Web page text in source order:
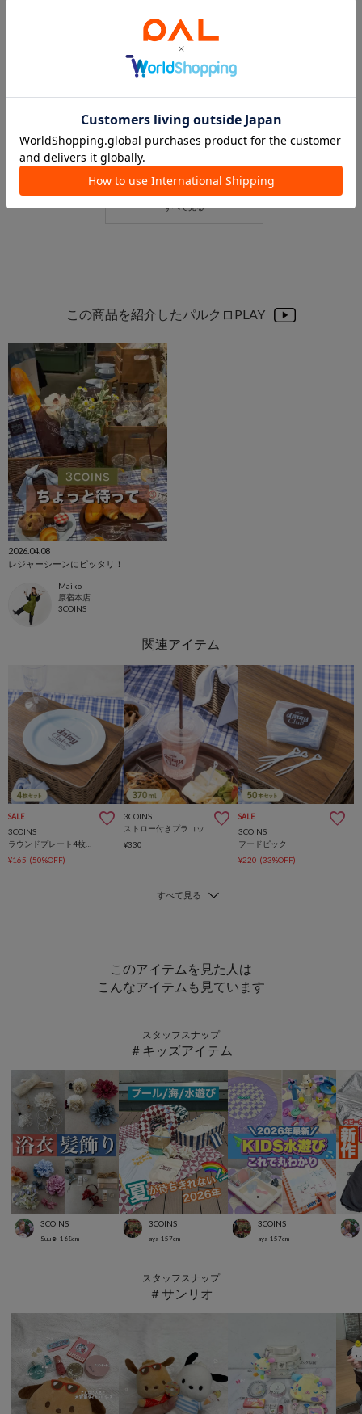
【新商品】Blue×Brown🩵🤎ピクニックアイテム
イオンモール川口店 スタッフ
3COINS
NATSU
3COINS
この商品を紹介したパルクロPLAY
2026.04.08
レジャーシーンにピッタリ！
Maiko
原宿本店
3COINS
SALE
3COINS
¥165 (50%OFF)
3COINS
¥330
SALE
3COINS
フードピック
¥220 (33%OFF)
このアイテムを見た人は
こんなアイテムも見ています
スタッフスナップ
＃キッズアイテム
3COINS
Suu☺︎ 168cm
3COINS
aya 157cm
3COINS
aya 157cm
スタッフスナップ
＃サンリオ